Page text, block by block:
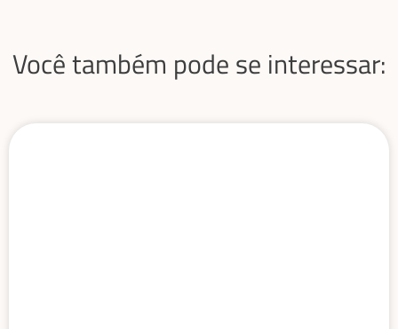
Você também pode se interessar: